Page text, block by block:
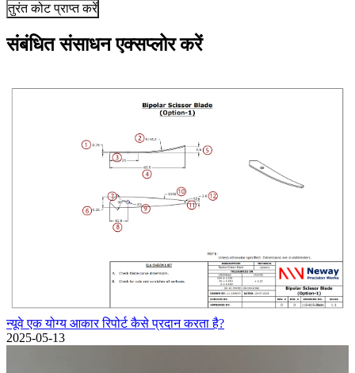
तुरंत कोट प्राप्त करें
संबंधित संसाधन एक्सप्लोर करें
न्यूवे एक योग्य आकार रिपोर्ट कैसे प्रदान करता है?
2025-05-13